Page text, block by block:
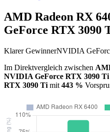
AMD Radeon RX
GeForce RTX 3090
Klarer GewinnerNVIDIA
Im Direktvergleich zwischen
NVIDIA GeForce RTX 3090 Ti
RTX 3090 Ti mit 443 %